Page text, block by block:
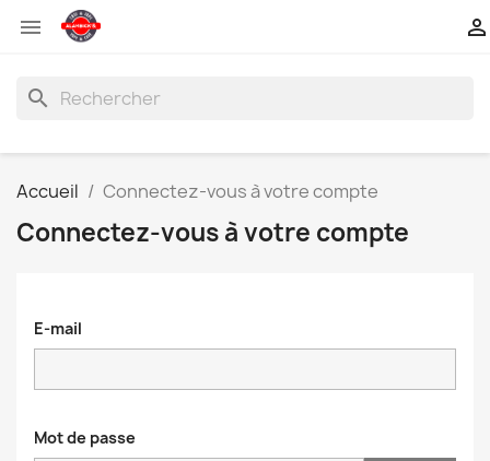
 
search
Accueil Connectez-vous à votre compte
Connectez-vous à votre compte
E-mail
Mot de passe